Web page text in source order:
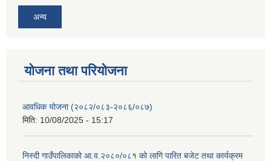
अन्य
योजना तथा परियोजना
आवधिक योजना (२०८२/०८३-२०८६/०८७)
मिति: 10/08/2025 - 15:17
निस्दी गाउँपालिकाको आ.व.२०८०/०८१ को लागि पारित बजेट तथा कार्यक्रम